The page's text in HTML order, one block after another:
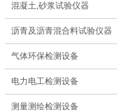
混凝土,砂浆试验仪器
沥青及沥青混合料试验仪器
气体环保检测设备
电力电工检测设备
测量测绘检测设备